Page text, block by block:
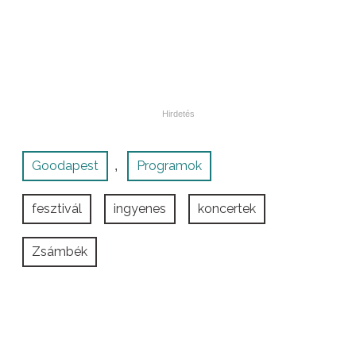
Goodapest , Programok
fesztivál ingyenes koncertek
Zsámbék